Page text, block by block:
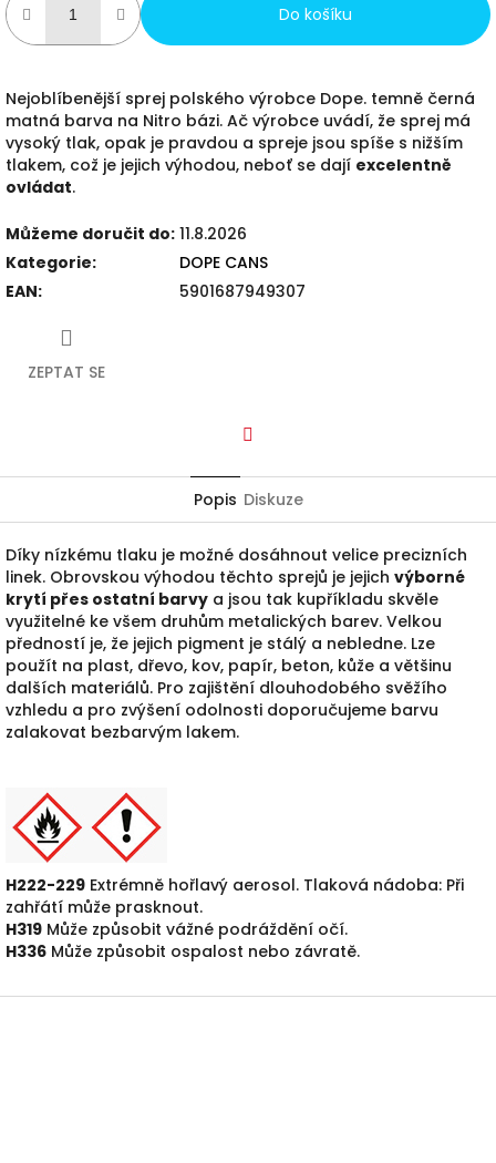
Do košíku
Nejoblíbenější sprej polského výrobce Dope. temně černá
matná barva na Nitro bázi. Ač výrobce uvádí, že sprej má
vysoký tlak, opak je pravdou a spreje jsou spíše s nižším
tlakem, což je jejich výhodou, neboť se dají excelentně
ovládat.
Můžeme doručit do: 11.8.2026
Kategorie:
DOPE CANS
EAN: 5901687949307
ZEPTAT SE
Popis Diskuze
Díky nízkému tlaku je možné dosáhnout velice precizních
linek. Obrovskou výhodou těchto sprejů je jejich výborné
krytí přes ostatní barvy a jsou tak kupříkladu skvěle
využitelné ke všem druhům metalických barev. Velkou
předností je, že jejich pigment je stálý a nebledne. Lze
použít na plast, dřevo, kov, papír, beton, kůže a většinu
dalších materiálů. Pro zajištění dlouhodobého svěžího
vzhledu a pro zvýšení odolnosti doporučujeme barvu
zalakovat bezbarvým lakem.
H222-229 Extrémně hořlavý aerosol. Tlaková nádoba: Při
zahřátí může prasknout.
H319 Může způsobit vážné podráždění očí.
H336 Může způsobit ospalost nebo závratě.